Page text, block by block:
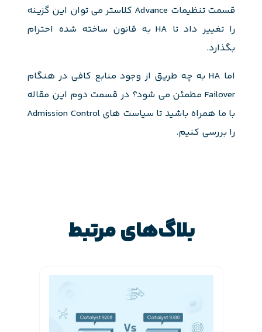
قسمت تنظیمات Advance کلاستر می توان این گزینه
را تغییر داد تا HA به قانون ساخته شده احترام
بگذارد.
اما HA به چه طریق از وجود منابع کافی در هنگام
Failover مطمئن می شود؟ در قسمت دوم این مقاله
با ما همراه باشید تا سیاست های Admission Control
را بررسی کنیم.
بلاگ‌های مرتبط